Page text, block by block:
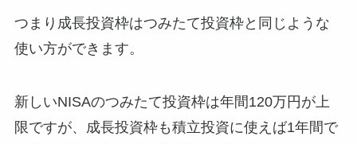
つまり成長投資枠はつみたて投資枠と同じような
使い方ができます。
新しいNISAのつみたて投資枠は年間120万円が上
限ですが、成長投資枠も積立投資に使えば1年間で